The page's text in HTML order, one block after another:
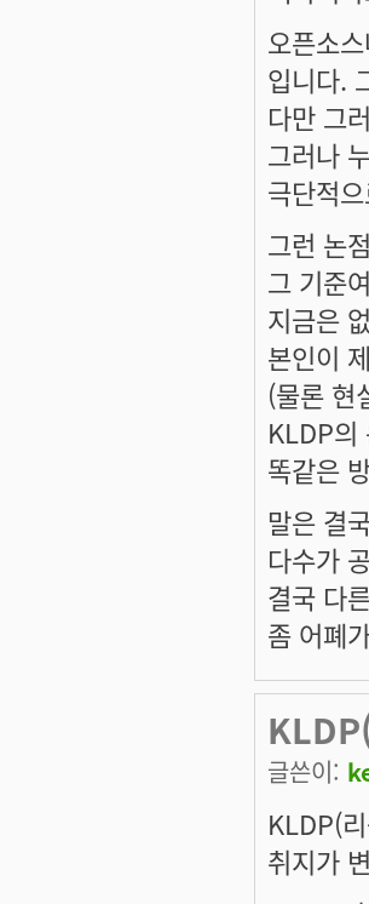
오픈소
입니다.
다만 그
그러나
극단적
그런 논
그 기준
지금은
본인이
(물론 현
KLDP의
똑같은
말은 결
다수가
결국 다
좀 어폐
글쓴이:
KLDP(
취지가